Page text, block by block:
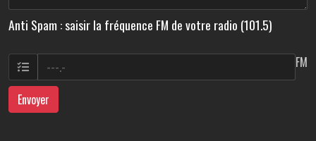
Anti Spam : saisir la fréquence FM de votre radio (101.5)
FM
Envoyer